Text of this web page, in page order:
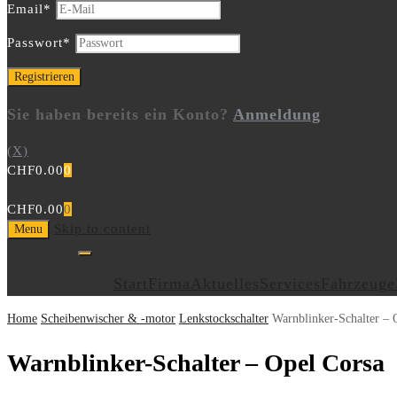
Email*
Passwort*
Sie haben bereits ein Konto? Anmeldung
(X)
CHF0.000
CHF0.000
Menu
Home Scheibenwischer & -motor Lenkstockschalter Warnblinker-Schalter –
Warnblinker-Schalter – Opel Corsa